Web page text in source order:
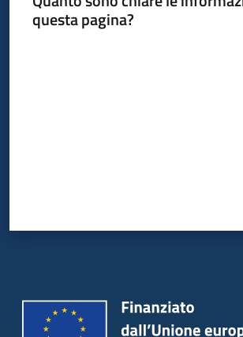
questa pagina?